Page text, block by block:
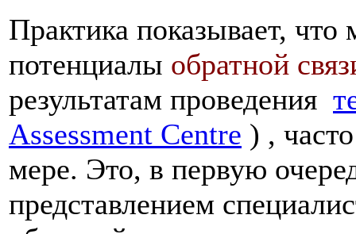
Практика показывает,
потенциалы обратной
результатам проведения
Assessment Centre ) ,
мере. Это, в первую
представлением